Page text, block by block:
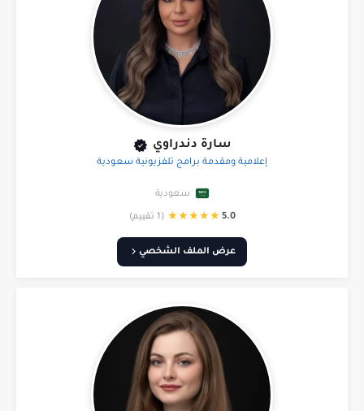
سارة دندراوي
إعلامية ومقدمة برامج تلفزيونية سعودية
سعودية
5.0
★
★
★
★
★ (1 تقييم)
عرض الملف الشخصي